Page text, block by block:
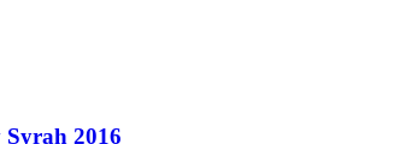
Syrah 2016